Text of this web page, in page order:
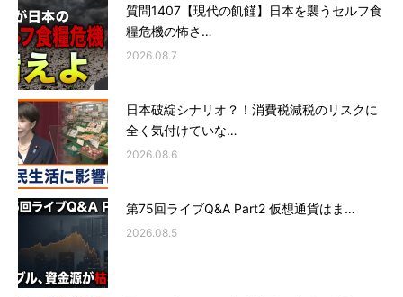
質問1407【現代の飢饉】日本を襲うセルフ食
糧危機の怖さ…
2026.08.7
日本破綻シナリオ？！消費税減税のリスクに
全く気付けていな…
2026.08.6
第75回ライブQ&A Part2 仮想通貨はま…
2026.08.5